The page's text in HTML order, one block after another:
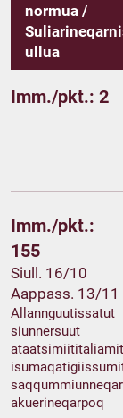
normua /
ullua
Imm./pkt.: 2
Imm./pkt.:
155
Siull. 16/10
Aappass. 13/11
Allannguutissatut
siunnersuut
ataatsimiititaliamit
akuerineqarpoq